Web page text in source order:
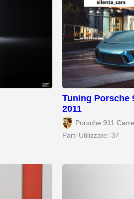
Tuning Porsche
2011
Porsche 911
Parti Utilizzate: 37